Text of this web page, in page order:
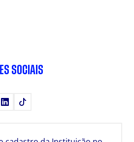
SOCIAIS
LinkedIn